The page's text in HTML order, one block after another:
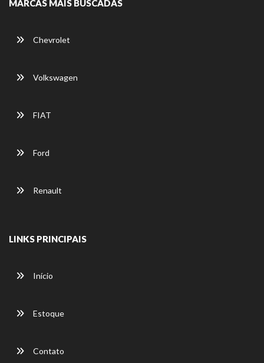
MARCAS MAIS BUSCADAS
Chevrolet
Volkswagen
FIAT
Ford
Renault
LINKS PRINCIPAIS
Início
Estoque
Contato